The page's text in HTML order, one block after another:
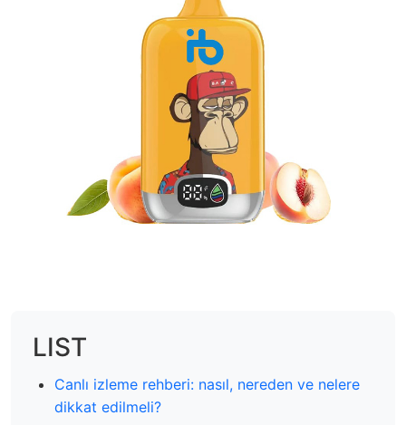
LIST
Canlı izleme rehberi: nasıl, nereden ve nelere
dikkat edilmeli?